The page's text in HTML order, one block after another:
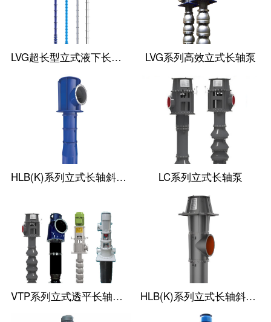
LVG超长型立式液下长轴泵 LVG系列高效立式长轴泵
HLB(K)系列立式长轴斜流泵 LC系列立式长轴泵
VTP系列立式透平长轴泵(国外使用) HLB(K)系列立式长轴斜流透平泵